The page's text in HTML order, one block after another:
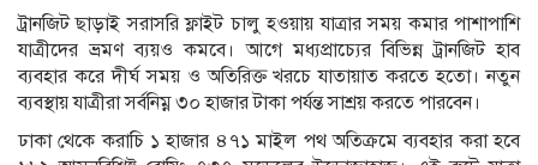
ট্রানজিট ছাড়াই সরাসরি ফ্লাইট চালু হওয়ায় যাত্রার সময় কমার পাশাপাশি
যাত্রীদের ভ্রমণ ব্যয়ও কমবে। আগে মধ্যপ্রাচ্যের বিভিন্ন ট্রানজিট হাব
ব্যবহার করে দীর্ঘ সময় ও অতিরিক্ত খরচে যাতায়াত করতে হতো। নতুন
ব্যবস্থায় যাত্রীরা সর্বনিম্ন ৩০ হাজার টাকা পর্যন্ত সাশ্রয় করতে পারবেন।
ঢাকা থেকে করাচি ১ হাজার ৪৭১ মাইল পথ অতিক্রমে ব্যবহার করা হবে